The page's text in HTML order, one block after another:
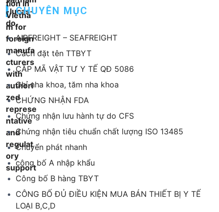
CHUYÊN MỤC
AIRFREIGHT – SEAFREIGHT
Cách đặt tên TTBYT
CẤP MÃ VẬT TƯ Y TẾ QĐ 5086
Chỉ nha khoa, tăm nha khoa
CHỨNG NHẬN FDA
Chứng nhận lưu hành tự do CFS
Chứng nhận tiêu chuẩn chất lượng ISO 13485
Chuyển phát nhanh
công bố A nhập khẩu
Công bố B hàng TBYT
CÔNG BỐ ĐỦ ĐIỀU KIỆN MUA BÁN THIẾT BỊ Y TẾ
LOẠI B,C,D